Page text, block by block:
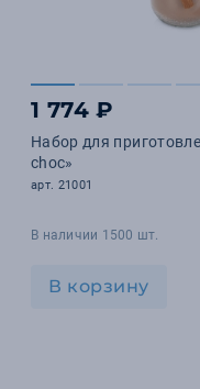
1 774 ₽
Набор для
choc»
арт. 21001
В наличии 1500 шт.
В корзину